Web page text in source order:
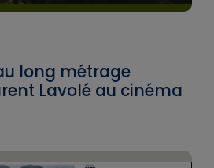
long métrage
Lavolé au cinéma